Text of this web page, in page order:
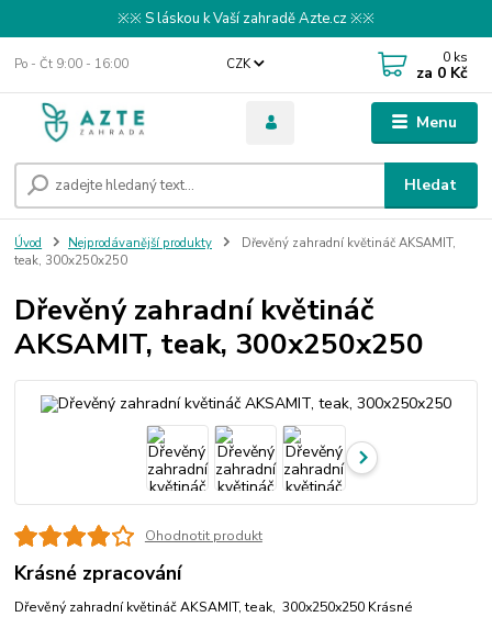
※※ S láskou k Vaší zahradě Azte.cz ※※
Menu
CZK
Hledat
Po - Čt 9:00 - 16:00 0 ks
za 0 Kč
Úvod Nejprodávanější produkty
Dřevěný zahradní květináč AKSAMIT,
teak, 300x250x250
Dřevěný zahradní květináč
AKSAMIT, teak, 300x250x250
Ohodnotit produkt
Krásné zpracování
Dřevěný zahradní květináč AKSAMIT, teak, 300x250x250 Krásné